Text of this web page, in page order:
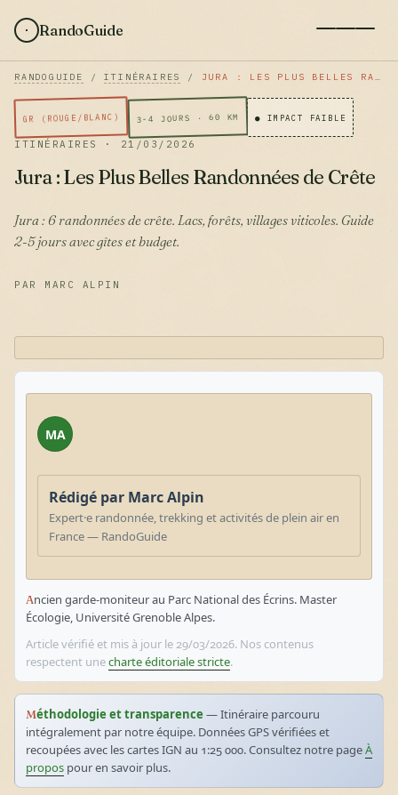
RandoGuide
RANDOGUIDE /ITINÉRAIRES / JURA : LES PLUS BELLES RANDONNÉES DE CRÊTE
GR (ROUGE/BLANC) 3-4 JOURS · 60 KM ● IMPACT FAIBLE
ITINÉRAIRES · 21/03/2026
Jura : Les Plus Belles Randonnées de Crête
Jura : 6 randonnées de crête. Lacs, forêts, villages viticoles. Guide
2-5 jours avec gîtes et budget.
PAR MARC ALPIN
MA
Rédigé par Marc Alpin
Expert·e randonnée, trekking et activités de plein air en
France — RandoGuide
Ancien garde-moniteur au Parc National des Écrins. Master
Écologie, Université Grenoble Alpes.
Article vérifié et mis à jour le 29/03/2026. Nos contenus
respectent unecharte éditoriale stricte.
Méthodologie et transparence — Itinéraire parcouru
intégralement par notre équipe. Données GPS vérifiées et
recoupées avec les cartes IGN au 1:25 000. Consultez notre pageÀ
propos pour en savoir plus.